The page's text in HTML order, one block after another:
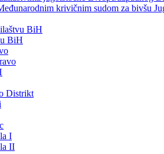
krivičnim sudom za bivšu
BiH
BiH
Distrikt
I
II